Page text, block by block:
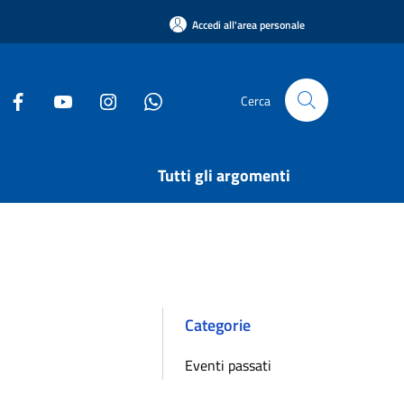
Accedi all'area personale
Cerca
Tutti gli argomenti
Categorie
Eventi passati